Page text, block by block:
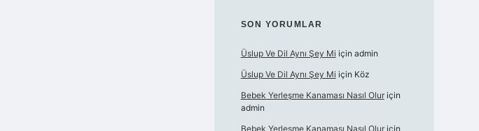
SON YORUMLAR
Üslup Ve Dil Aynı Şey Mi için admin
Üslup Ve Dil Aynı Şey Mi için Köz
Bebek Yerleşme Kanaması Nasıl Oluriçin
admin
Bebek Yerleşme Kanaması Nasıl Oluriçin